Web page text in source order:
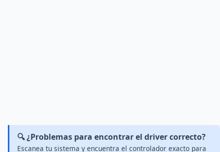
🔍 ¿Problemas para encontrar el driver correcto?
Escanea tu sistema y encuentra el controlador exacto para